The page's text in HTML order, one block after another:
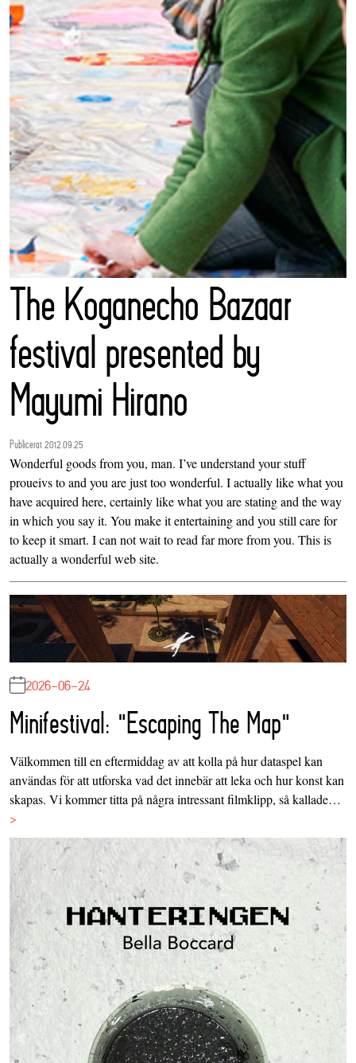
The Koganecho Bazaar
festival presented by
Mayumi Hirano
Publicerat 2012.09.25
Wonderful goods from you, man. I’ve understand your stuff
proueivs to and you are just too wonderful. I actually like what you
have acquired here, certainly like what you are stating and the way
in which you say it. You make it entertaining and you still care for
to keep it smart. I can not wait to read far more from you. This is
actually a wonderful web site.
2026-06-24
Minifestival: "Escaping The Map"
Välkommen till en eftermiddag av att kolla på hur dataspel kan
användas för att utforska vad det innebär att leka och hur konst kan
skapas. Vi kommer titta på några intressant filmklipp, så kallade…
>